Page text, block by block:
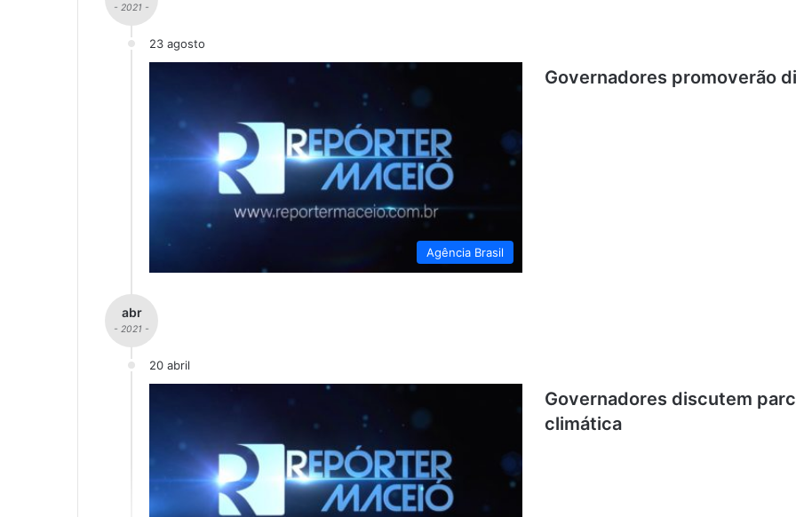
- 2021 -
23 agosto
Agência Brasil
Governadores promoverão
abr
- 2021 -
20 abril
Governadores discutem
climática